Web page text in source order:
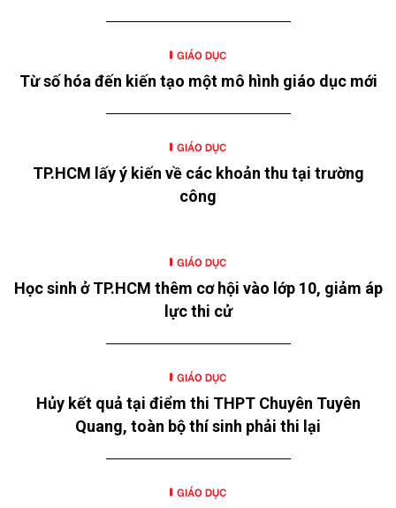
GIÁO DỤC
Từ số hóa đến kiến tạo một mô hình giáo dục mới
GIÁO DỤC
TP.HCM lấy ý kiến về các khoản thu tại trường
công
GIÁO DỤC
Học sinh ở TP.HCM thêm cơ hội vào lớp 10, giảm áp
lực thi cử
GIÁO DỤC
Hủy kết quả tại điểm thi THPT Chuyên Tuyên
Quang, toàn bộ thí sinh phải thi lại
GIÁO DỤC